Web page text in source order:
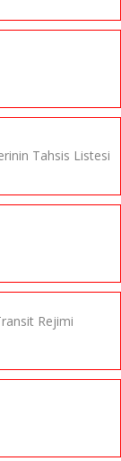
Tahsis Listesi
Rejimi